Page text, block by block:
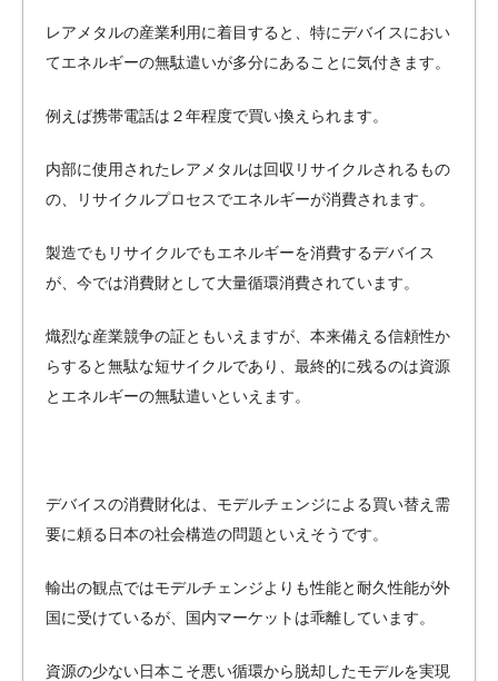
レアメタルの産業利用に着目すると、特にデバイスにおい
てエネルギーの無駄遣いが多分にあることに気付きます。
例えば携帯電話は２年程度で買い換えられます。
内部に使用されたレアメタルは回収リサイクルされるもの
の、リサイクルプロセスでエネルギーが消費されます。
製造でもリサイクルでもエネルギーを消費するデバイス
が、今では消費財として大量循環消費されています。
熾烈な産業競争の証ともいえますが、本来備える信頼性か
らすると無駄な短サイクルであり、最終的に残るのは資源
とエネルギーの無駄遣いといえます。
デバイスの消費財化は、モデルチェンジによる買い替え需
要に頼る日本の社会構造の問題といえそうです。
輸出の観点ではモデルチェンジよりも性能と耐久性能が外
国に受けているが、国内マーケットは乖離しています。
資源の少ない日本こそ悪い循環から脱却したモデルを実現